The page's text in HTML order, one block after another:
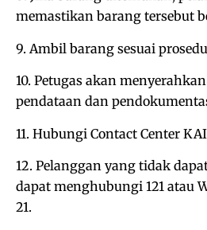
memastikan barang tersebut
9. Ambil barang sesuai
10. Petugas akan
pendataan dan
11. Hubungi Contact Center KAI
12. Pelanggan yang tidak
dapat menghubungi 121 atau
21.